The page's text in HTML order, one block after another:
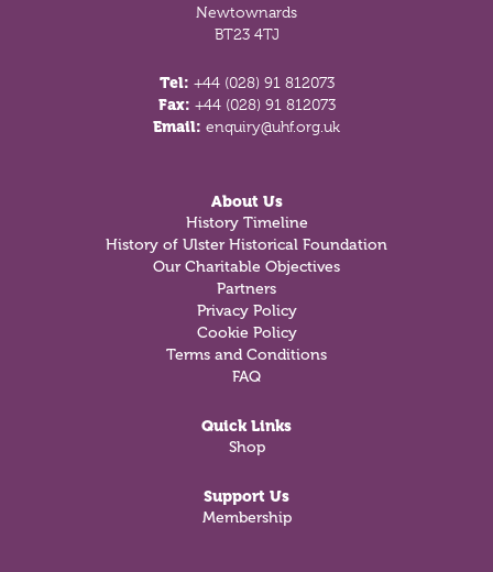
Newtownards
BT23 4TJ
Tel: +44 (028) 91 812073
Fax: +44 (028) 91 812073
Email: enquiry@uhf.org.uk
About Us
History Timeline
History of Ulster Historical Foundation
Our Charitable Objectives
Partners
Privacy Policy
Cookie Policy
Terms and Conditions
FAQ
Quick Links
Shop
Support Us
Membership